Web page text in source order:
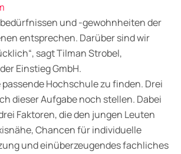
und -gewohnheiten der
entsprechen. Darüber sind wir
sagt Tilman Strobel,
Einstieg GmbH.
Hochschule zu finden. Drei
dieser Aufgabe noch stellen. Dabei
Faktoren, die den jungen Leuten
Chancen für individuelle
und einüberzeugendes fachliches